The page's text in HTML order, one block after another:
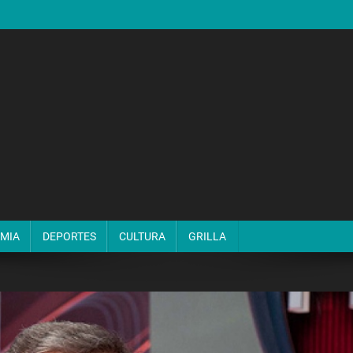
DEPORTES CULTURA GRILLA